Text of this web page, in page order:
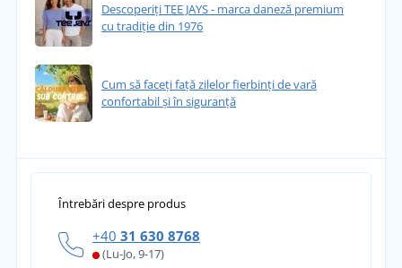
Descoperiți TEE JAYS - marca daneză premium
cu tradiție din 1976
Cum să faceți față zilelor fierbinți de vară
confortabil și în siguranță
Întrebări despre produs
+40 31 630 8768
(Lu-Jo, 9-17)